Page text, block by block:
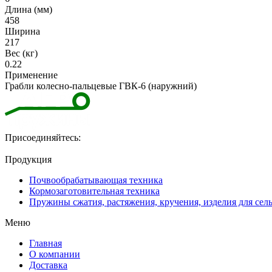
Длина (мм)
458
Ширина
217
Вес (кг)
0.22
Применение
Грабли колесно-пальцевые ГВК-6 (наружний)
Присоединяйтесь:
Продукция
Почвообрабатывающая техника
Кормозаготовительная техника
Пружины сжатия, растяжения, кручения, изделия для
Меню
Главная
О компании
Доставка